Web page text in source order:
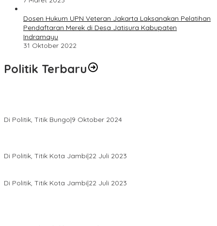
Dosen Hukum UPN Veteran Jakarta Laksanakan Pelatihan
Pendaftaran Merek di Desa Jatisura Kabupaten
Indramayu
31 Oktober 2022
Politik Terbaru
Di Politik, Titik Bungo|9 Oktober 2024
Di Politik, Titik Kota Jambi|22 Juli 2023
Di Politik, Titik Kota Jambi|22 Juli 2023